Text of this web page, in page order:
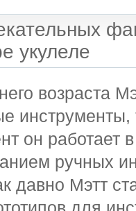
укулеле
возраста
инструменты,
он работает
ручных
давно Мэтт